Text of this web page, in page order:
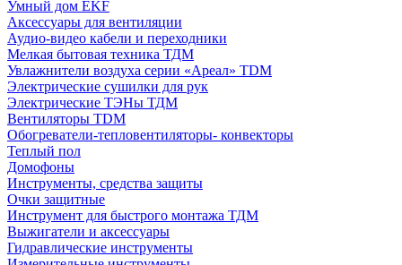
Умный дом EKF
Аксессуары для вентиляции
Аудио-видео кабели и переходники
Мелкая бытовая техника ТДМ
Увлажнители воздуха серии «Ареал» TDM
Электрические сушилки для рук
Электрические ТЭНы ТДМ
Вентиляторы TDM
Обогреватели-тепловентиляторы- конвекторы
Теплый пол
Домофоны
Инструменты, средства защиты
Очки защитные
Инструмент для быстрого монтажа ТДМ
Выжигатели и аксессуары
Гидравлические инструменты